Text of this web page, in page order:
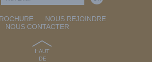
NOUS REJOINDRE
NOUS CONTACTER
HAUT
DE